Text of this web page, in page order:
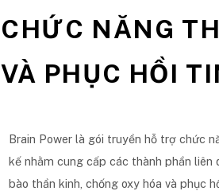
CHỨC NĂNG
VÀ PHỤC HỒI
Brain Power là gói truyền hỗ trợ chức
kế nhằm cung cấp các thành phần liên
bào thần kinh, chống oxy hóa và phục